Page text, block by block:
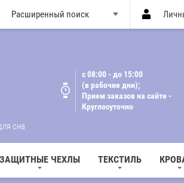
Расширенный поиск
сна
с 08:00 - до 15:00
(в рабочие дни);
Прием заказов на сайте -
Круглосуточно
ЗАЩИТНЫЕ ЧЕХЛЫ ТЕКСТИЛЬ